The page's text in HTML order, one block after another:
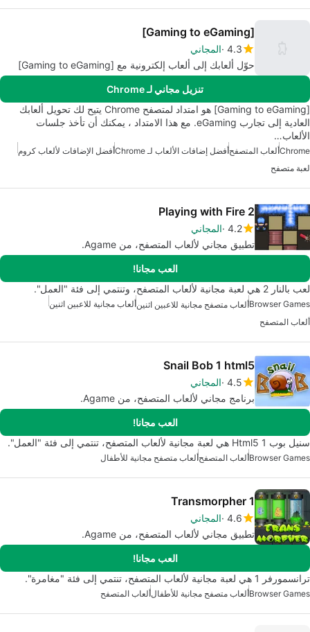
[Gaming to eGaming]
4.3 المجاني
حوّل ألعابك إلى ألعاب إلكترونية مع [Gaming to eGaming]
تنزيل مجاني لـ Chrome
[Gaming to eGaming] هو امتداد لمتصفح Chrome يتيح لك تحويل ألعابك
العادية إلى تجارب eGaming. مع هذا الامتداد ، يمكنك أن تأخذ جلسات
الألعاب…
Chromeألعاب المتصفحأفضل إضافات الألعاب لـ Chrome
أفضل الإضافات لألعاب كروم
لعبة متصفح
Playing with Fire 2
4.2 المجاني
تطبيق مجاني لألعاب المتصفح، من Agame.
العب مجانا!
لعب بالنار 2 هي لعبة مجانية لألعاب المتصفح، وتنتمي إلى فئة "العمل".
Browser Gamesألعاب متصفح مجانية للاعبين اثنينألعاب مجانية للاعبين اثنين
ألعاب المتصفح
Snail Bob 1 html5
4.5 المجاني
برنامج مجاني لألعاب المتصفح، من Agame.
العب مجانا!
سنيل بوب 1 Html5 هي لعبة مجانية لألعاب المتصفح، تنتمي إلى فئة "العمل".
Browser Gamesألعاب المتصفحألعاب متصفح مجانية للأطفال
Transmorpher 1
4.6 المجاني
تطبيق مجاني لألعاب المتصفح، من Agame.
العب مجانا!
ترانسمورفر 1 هي لعبة مجانية لألعاب المتصفح، تنتمي إلى فئة "مغامرة".
Browser Gamesألعاب متصفح مجانية للأطفالألعاب المتصفح